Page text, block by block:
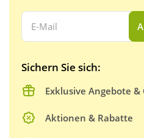
Ihre E-Mail Adresse:
Sichern Sie sich:
Exklusive Angebote &
Aktionen & Rabatte